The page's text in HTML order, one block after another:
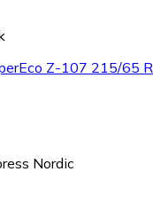
Z-107 215/65
Nordic